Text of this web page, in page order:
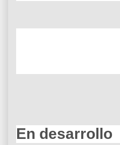
En desarrollo